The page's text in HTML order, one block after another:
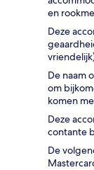
en
Deze
De naam
om
komen
Deze
contante
De